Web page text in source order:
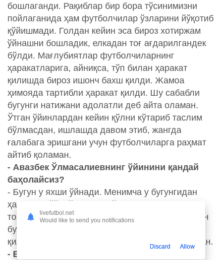
бошлаганди. Рақиблар бир бора тўсинимизни
пойлаганида ҳам футболчилар ўзларини йўқотиб
қўйишмади. Голдан кейин эса бироз хотиржам
ўйнашни бошладик, елкадан тоғ ағдарилгандек
бўлди. Мағлубиятлар футболчиларнинг
ҳаракатларига, айниқса, тўп билан ҳаракат
қилишда бироз ишонч бахш қилди. Жамоа
ҳимояда тартибли ҳаракат қилди. Шу сабабли
бугунги натижани адолатли деб айта оламан.
Ўтган ўйинлардан кейин қўлни кўтариб таслим
бўлмасдан, ишлашда давом этиб, жангда
ғалабага эришгани учун футболчиларга раҳмат
айтиб қоламан.
- Авазбек Ўлмасалиевнинг ўйинини қандай
баҳолайсиз?
- Бугун у яхши ўйнади. Менимча у бугунгидан
ҳам яхши ўйнай олади, айниқса, тактик
томонлама тартибли ҳаракат қилмоқда. У билан
бу борада ҳали гаплашиб оламиз. Аваз талаб
қилинган ўйинни бизга кўрсата олди дея оламан.
- Биринчи бўлимда гол уриш қийин бўляпти.
livefutbol.net
Would like to send you notifications
Discard Allow